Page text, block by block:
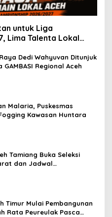
untuk Liga
Lima Talenta Lokal
Dedi Wahyuvan Ditunjuk
Regional Aceh
Malaria, Puskesmas
Kawasan Huntara
Tamiang Buka Seleksi
dan Jadwal
Timur Mulai Pembangunan
Rata Peureulak Pasca